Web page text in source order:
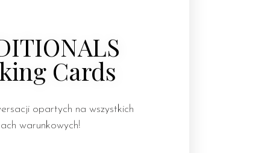
Cards
opartych na wszystkich
warunkowych!